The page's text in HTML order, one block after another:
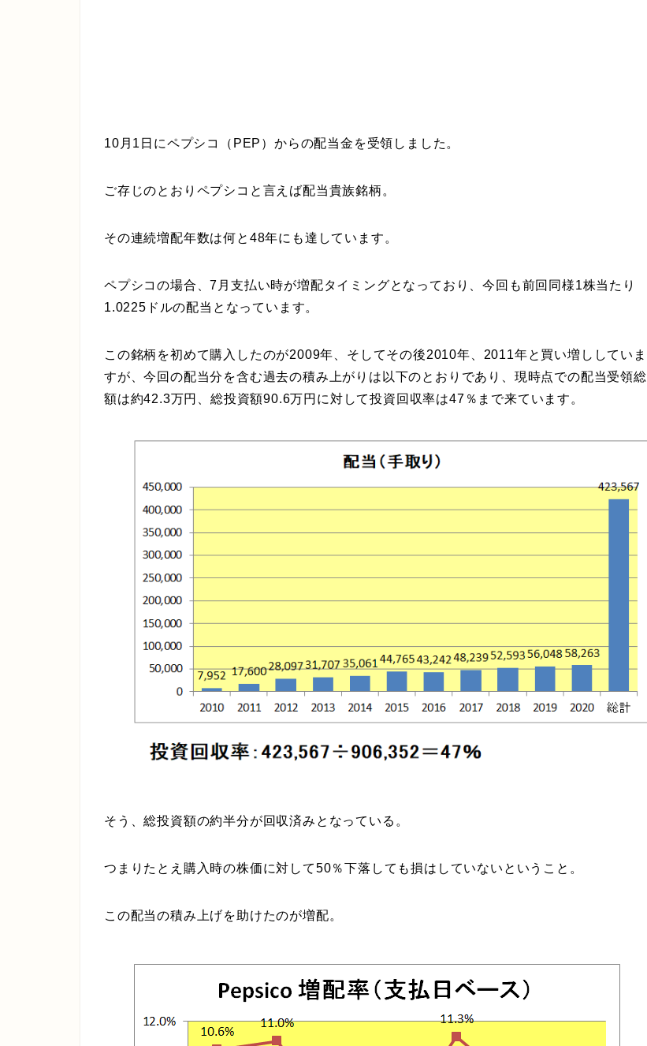
10月1日にペプシコ（PEP）からの配当金を受領しました。
ご存じのとおりペプシコと言えば配当貴族銘柄。
その連続増配年数は何と48年にも達しています。
ペプシコの場合、7月支払い時が増配タイミングとなっており、今回も前回同様1株当たり
1.0225ドルの配当となっています。
この銘柄を初めて購入したのが2009年、そしてその後2010年、2011年と買い増ししていま
すが、今回の配当分を含む過去の積み上がりは以下のとおりであり、現時点での配当受領総
額は約42.3万円、総投資額90.6万円に対して投資回収率は47％まで来ています。
そう、総投資額の約半分が回収済みとなっている。
つまりたとえ購入時の株価に対して50％下落しても損はしていないということ。
この配当の積み上げを助けたのが増配。